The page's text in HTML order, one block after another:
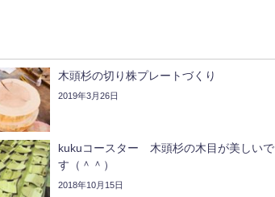
木頭杉の切り株プレートづくり
2019年3月26日
kukuコースター 木頭杉の木目が美しいで
す（＾＾）
2018年10月15日